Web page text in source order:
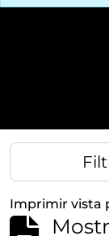
Imprimir vista